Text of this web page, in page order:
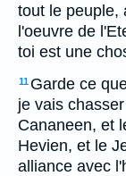
tout le peuple,
l'oeuvre de
toi est une
11 Garde ce
je vais
Cananeen, et
Hevien, et le
alliance avec